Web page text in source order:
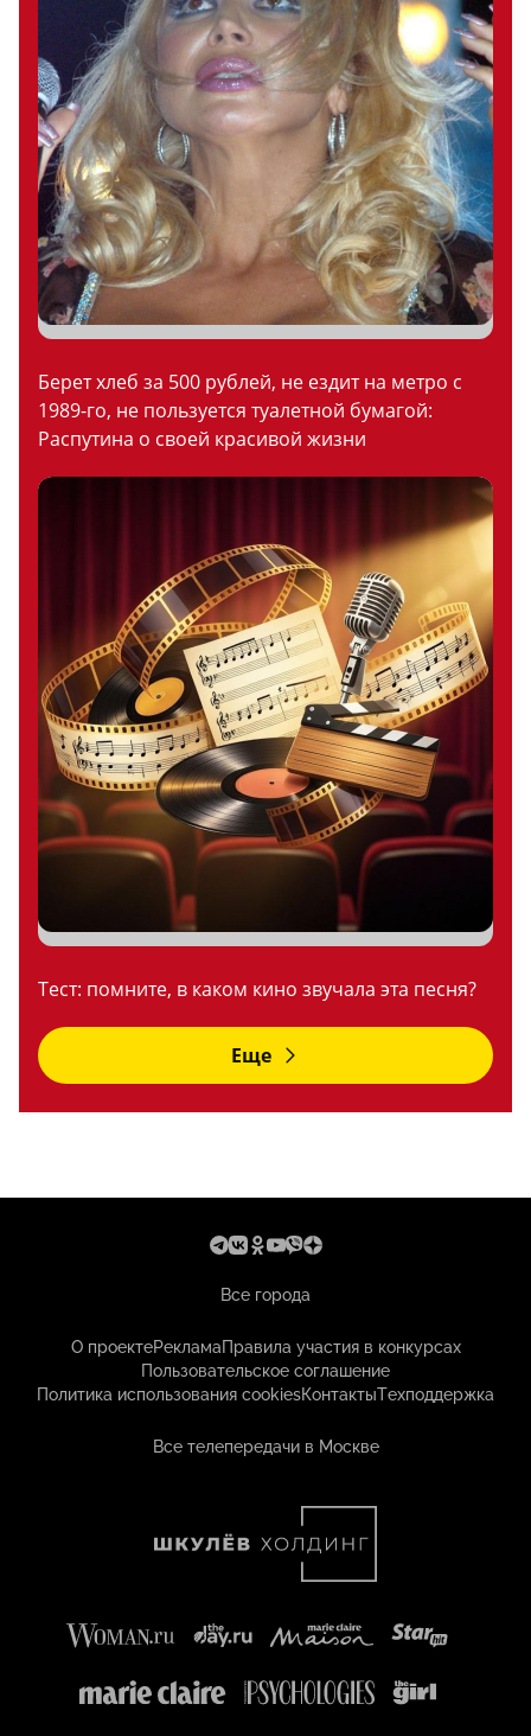
Берет хлеб за 500 рублей, не ездит на метро с
1989-го, не пользуется туалетной бумагой:
Распутина о своей красивой жизни
Тест: помните, в каком кино звучала эта песня?
Еще
Все города
О проектеРекламаПравила участия в конкурсах
Пользовательское соглашение
Политика использования cookiesКонтактыТехподдержка
Все телепередачи в Москве